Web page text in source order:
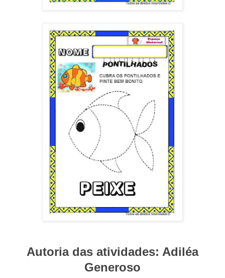
Autoria das atividades: Adiléa
Generoso